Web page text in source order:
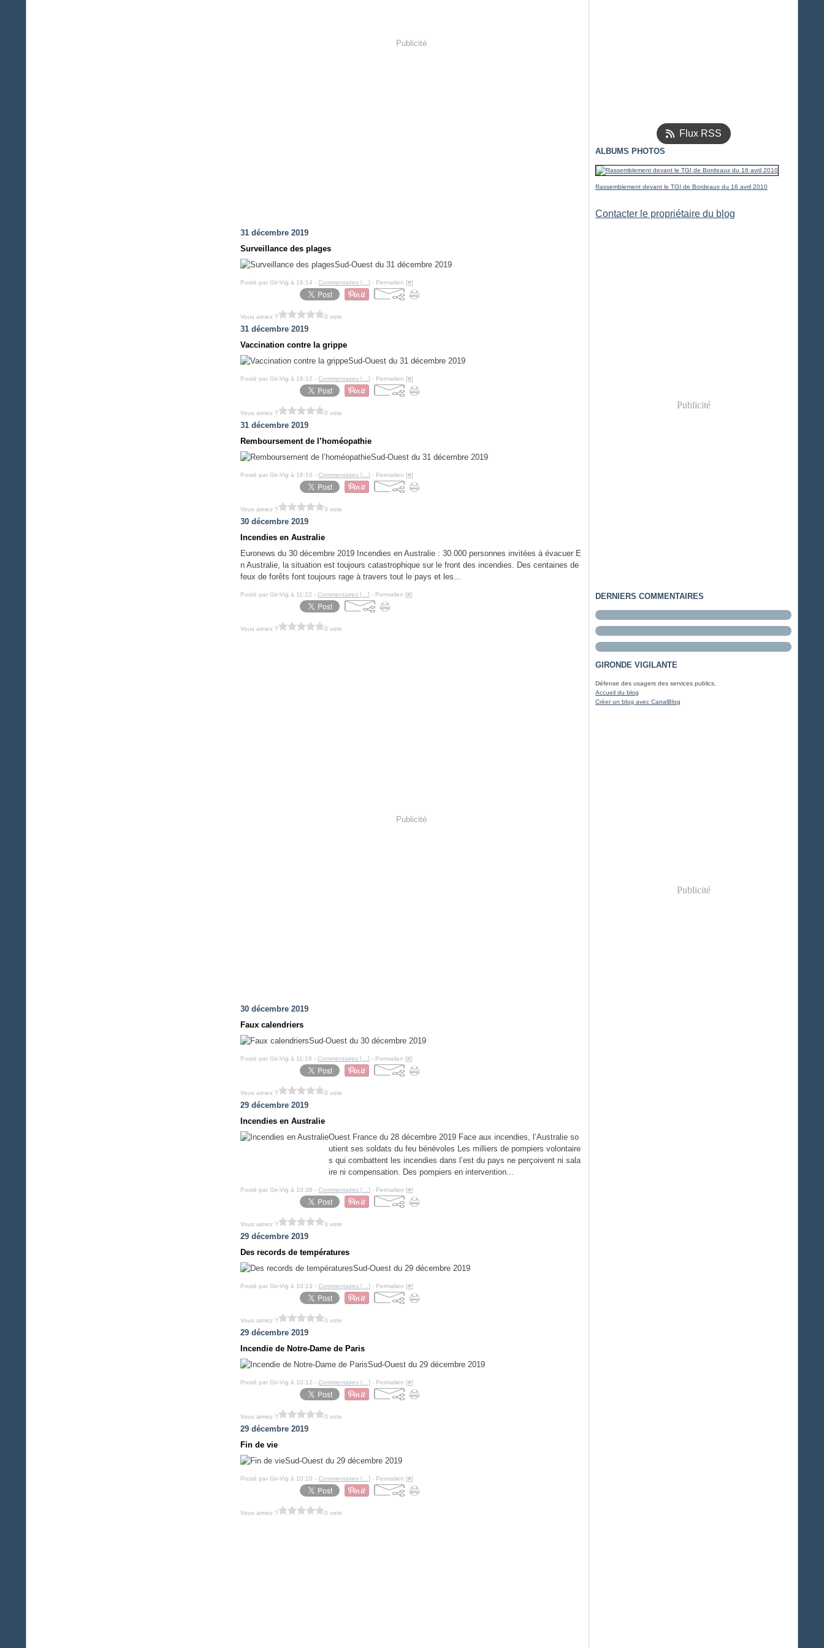
Publicité
31 décembre 2019
Surveillance des plages
Sud-Ouest du 31 décembre 2019
Posté par Gir-Vig à 16:14 -Commentaires [ …] - Permalien [#]
Vous aimez ? 0 vote
31 décembre 2019
Vaccination contre la grippe
Sud-Ouest du 31 décembre 2019
Posté par Gir-Vig à 16:12 -Commentaires [ …] - Permalien [#]
Vous aimez ? 0 vote
31 décembre 2019
Remboursement de l’homéopathie
Sud-Ouest du 31 décembre 2019
Posté par Gir-Vig à 16:10 -Commentaires [ …] - Permalien [#]
Vous aimez ? 0 vote
30 décembre 2019
Incendies en Australie
Euronews du 30 décembre 2019 Incendies en Australie : 30.000 personnes invitées à évacuer E
n Australie, la situation est toujours catastrophique sur le front des incendies. Des centaines de
feux de forêts font toujours rage à travers tout le pays et les...
Posté par Gir-Vig à 11:22 -Commentaires [ …] - Permalien [#]
Vous aimez ? 0 vote
Publicité
30 décembre 2019
Faux calendriers
Sud-Ouest du 30 décembre 2019
Posté par Gir-Vig à 11:16 -Commentaires [ …] - Permalien [#]
Vous aimez ? 0 vote
29 décembre 2019
Incendies en Australie
Ouest France du 28 décembre 2019 Face aux incendies, l’Australie so
utient ses soldats du feu bénévoles Les milliers de pompiers volontaire
s qui combattent les incendies dans l’est du pays ne perçoivent ni sala
ire ni compensation. Des pompiers en intervention...
Posté par Gir-Vig à 10:36 -Commentaires [ …] - Permalien [#]
Vous aimez ? 0 vote
29 décembre 2019
Des records de températures
Sud-Ouest du 29 décembre 2019
Posté par Gir-Vig à 10:13 -Commentaires [ …] - Permalien [#]
Vous aimez ? 0 vote
29 décembre 2019
Incendie de Notre-Dame de Paris
Sud-Ouest du 29 décembre 2019
Posté par Gir-Vig à 10:12 -Commentaires [ …] - Permalien [#]
Vous aimez ? 0 vote
29 décembre 2019
Fin de vie
Sud-Ouest du 29 décembre 2019
Posté par Gir-Vig à 10:10 -Commentaires [ …] - Permalien [#]
Vous aimez ? 0 vote
Flux RSS
ALBUMS PHOTOS
Rassemblement devant le TGI de Bordeaux du 16 avril 2010
Contacter le propriétaire du blog
Publicité
DERNIERS COMMENTAIRES
GIRONDE VIGILANTE
Défense des usagers des services publics.
Accueil du blog
Créer un blog avec CanalBlog
Publicité